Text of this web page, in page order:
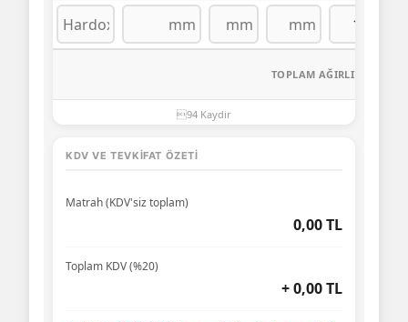
TOPLAM AĞIRLIK:
KDV VE TEVKIFAT ÖZETI
Matrah (KDV'siz toplam)
0,00 TL
Toplam KDV (%20)
+ 0,00 TL